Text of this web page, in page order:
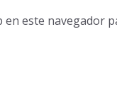
este navegador